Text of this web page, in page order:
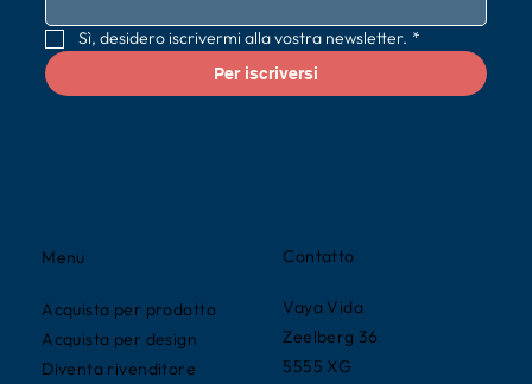
Contatto
Vaya Vida
Zeelberg 36
5555 XG
Menu
Acquista per prodotto
Acquista per design
Diventa rivenditore
Sì, desidero iscrivermi alla vostra newsletter. *
Per iscriversi